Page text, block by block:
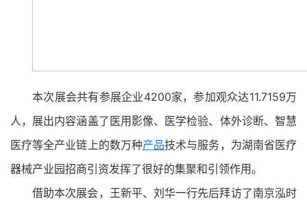
本次展会共有参展企业4200家，参加观众达11.7159万
人，展出内容涵盖了医用影像、医学检验、体外诊断、智慧
医疗等全产业链上的数万种产品技术与服务，为湖南省医疗
器械产业园招商引资发挥了很好的集聚和引领作用。
借助本次展会，王新平、刘华一行先后拜访了南京泓时